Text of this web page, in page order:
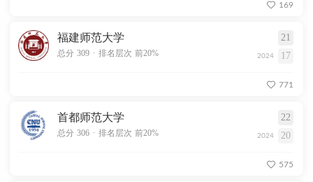
169
福建师范大学 21
总分 309 . 排名层次 前20% 2024 17
771
首都师范大学 22
总分 306 . 排名层次 前20% 2024 20
575